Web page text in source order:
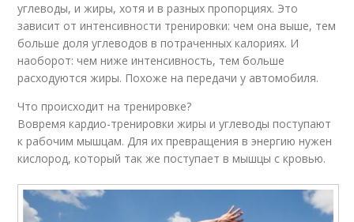
углеводы, и жиры, хотя и в разных пропорциях. Это
зависит от интенсивности тренировки: чем она выше, тем
больше доля углеводов в потраченных калориях. И
наоборот: чем ниже интенсивность, тем больше
расходуются жиры. Похоже на передачи у автомобиля.
Что происходит на тренировке?
Вовремя кардио-тренировки жиры и углеводы поступают
к рабочим мышцам. Для их превращения в энергию нужен
кислород, который так же поступает в мышцы с кровью.